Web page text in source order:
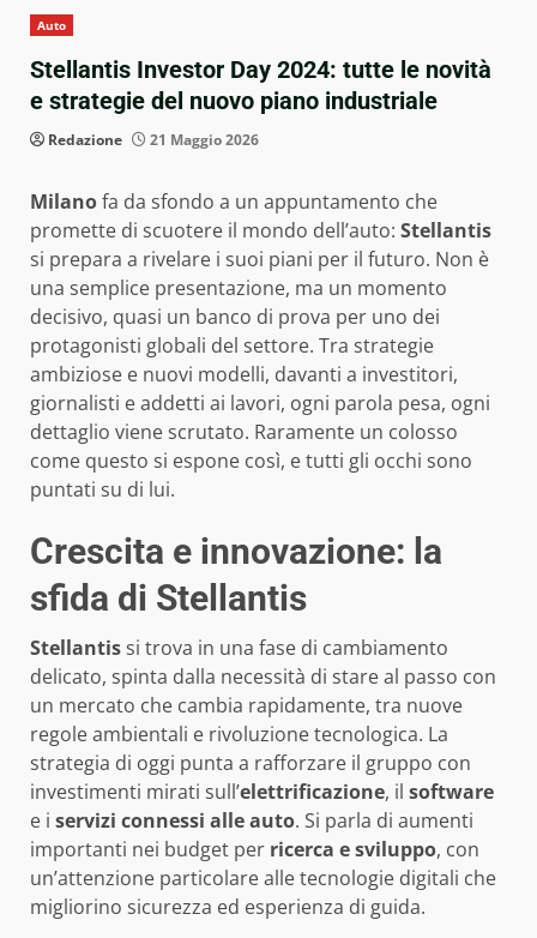
Auto
Stellantis Investor Day 2024: tutte le novità
e strategie del nuovo piano industriale
Redazione 21 Maggio 2026
Milanofa da sfondo a un appuntamento che
promette di scuotere il mondo dell’auto: Stellantis
si prepara a rivelare i suoi piani per il futuro. Non è
una semplice presentazione, ma un momento
decisivo, quasi un banco di prova per uno dei
protagonisti globali del settore. Tra strategie
ambiziose e nuovi modelli, davanti a investitori,
giornalisti e addetti ai lavori, ogni parola pesa, ogni
dettaglio viene scrutato. Raramente un colosso
come questo si espone così, e tutti gli occhi sono
puntati su di lui.
Crescita e innovazione: la
sfida di Stellantis
Stellantissi trova in una fase di cambiamento
delicato, spinta dalla necessità di stare al passo con
un mercato che cambia rapidamente, tra nuove
regole ambientali e rivoluzione tecnologica. La
strategia di oggi punta a rafforzare il gruppo con
investimenti mirati sull’elettrificazione, il software
e i servizi connessi alle auto. Si parla di aumenti
importanti nei budget per ricerca e sviluppo, con
un’attenzione particolare alle tecnologie digitali che
migliorino sicurezza ed esperienza di guida.